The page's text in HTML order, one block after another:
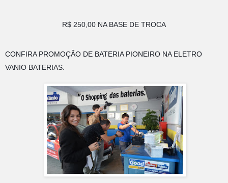
R$ 250,00 NA BASE DE TROCA
CONFIRA PROMOÇÃO DE BATERIA PIONEIRO NA ELETRO
VANIO BATERIAS.